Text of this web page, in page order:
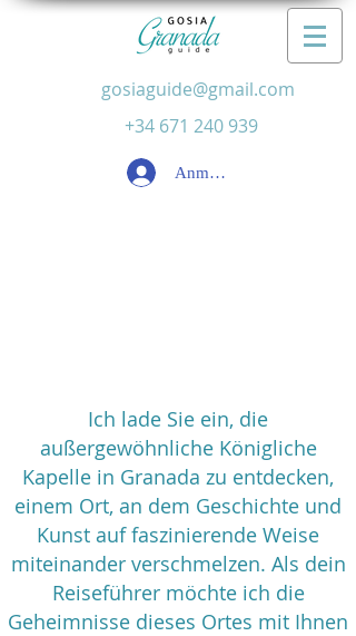
gosiaguide@gmail.com
+34 671 240 939
Anmelden
Ich lade Sie ein, die
außergewöhnliche Königliche
Kapelle in Granada zu entdecken,
einem Ort, an dem Geschichte und
Kunst auf faszinierende Weise
miteinander verschmelzen. Als dein
Reiseführer möchte ich die
Geheimnisse dieses Ortes mit Ihnen